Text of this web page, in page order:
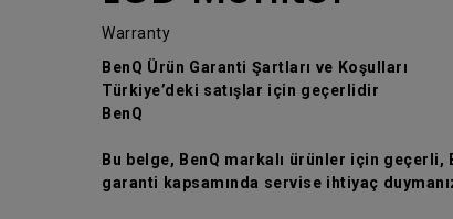
Warranty
BenQ Ürün Garanti Şartları ve Koşulları
Türkiye’deki satışlar için geçerlidir
BenQ
Bu belge, BenQ markalı ürünler için
garanti kapsamında servise ihtiyaç